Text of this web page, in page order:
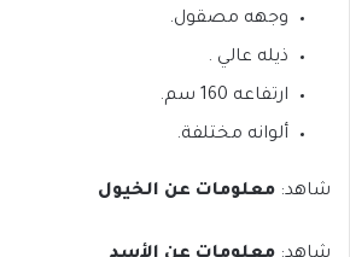
وجهه مصقول.
ذيله عالي .
ارتفاعه 160 سم.
ألوانه مختلفة.
شاهد: معلومات عن الخيول